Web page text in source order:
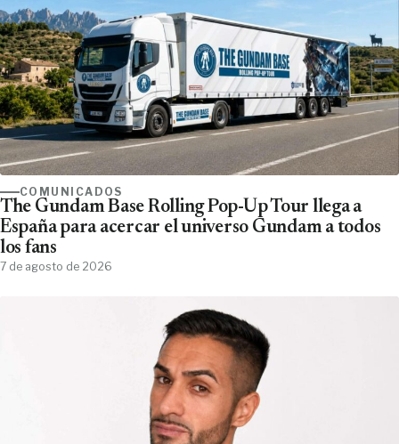
COMUNICADOS
The Gundam Base Rolling Pop-Up Tour llega a
España para acercar el universo Gundam a todos
los fans
7 de agosto de 2026